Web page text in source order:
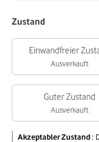
Zustand
Einwandfreier
Ausverkauft
Guter Zustand
Ausverkauft
Akzeptabler Zustand: